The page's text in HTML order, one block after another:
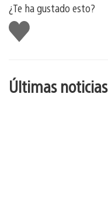
¿Te ha gustado esto?
Me
gusta
Últimas noticias